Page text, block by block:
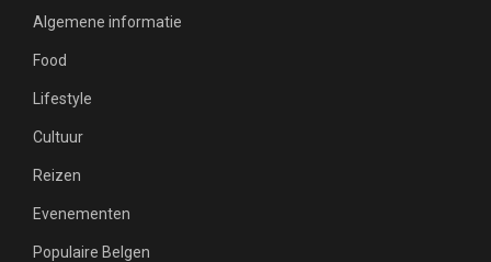
Algemene informatie
Food
Lifestyle
Cultuur
Reizen
Evenementen
Populaire Belgen